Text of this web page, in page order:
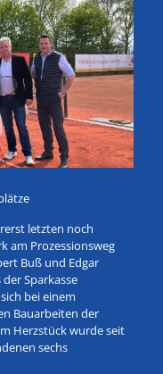
letzten noch
am Prozessionsweg
Buß und Edgar
Sparkasse
bei einem
Bauarbeiten der
Herzstück wurde seit
sechs